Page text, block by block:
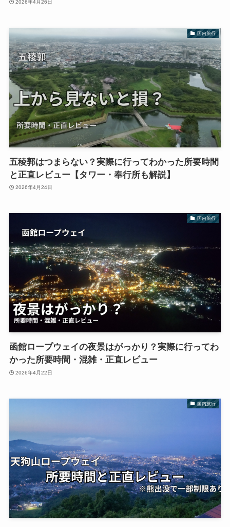
2026年4月26日
国内旅行
五稜郭はつまらない？実際に行ってわかった所要時間
と正直レビュー【タワー・奉行所も解説】
2026年4月24日
国内旅行
函館ロープウェイの夜景はがっかり？実際に行ってわ
かった所要時間・混雑・正直レビュー
2026年4月22日
国内旅行